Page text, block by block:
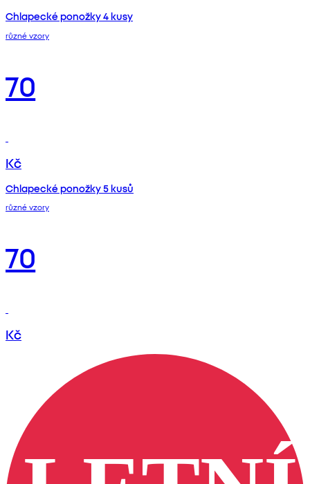
Chlapecké ponožky 4 kusy
různé vzory
70
Kč
Chlapecké ponožky 5 kusů
různé vzory
70
Kč